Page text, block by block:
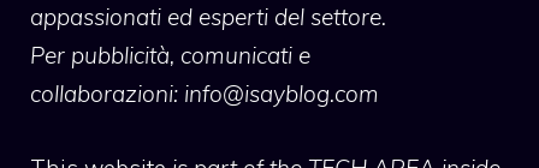
appassionati ed esperti del settore.
Per pubblicità, comunicati e
collaborazioni: info@isayblog.com